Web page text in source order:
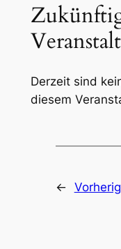
Derzeit sind
diesem
←